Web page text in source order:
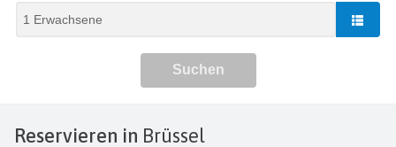
Reservieren in Brüssel